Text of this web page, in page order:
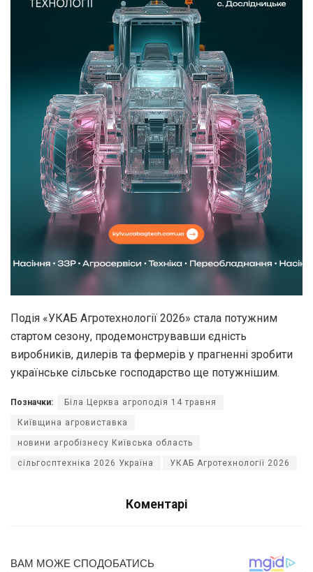
Подія «УКАБ Агротехнології 2026» стала потужним
стартом сезону, продемонструвавши єдність
виробників, дилерів та фермерів у прагненні зробити
українське сільське господарство ще потужнішим.
Позначки: Біла Церква агроподія 14 травня
Київщина агровиставка
новини агробізнесу Київська область
сільгосптехніка 2026 Україна УКАБ Агротехнології 2026
Коментарі